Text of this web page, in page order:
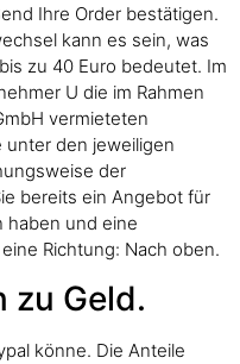
Ihre Order bestätigen.
kann es sein, was
zu 40 Euro bedeutet. Im
U die im Rahmen
vermieteten
unter den jeweiligen
der
bereits ein Angebot für
haben und eine
Richtung: Nach oben.
zu Geld.
könne. Die Anteile